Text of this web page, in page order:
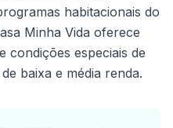
habitacionais do
Minha Vida oferece
condições especiais de
baixa e média renda.